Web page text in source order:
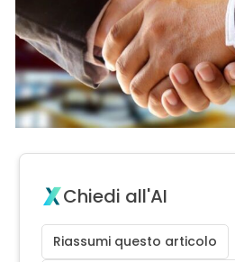
Chiedi all'AI
Riassumi questo articolo